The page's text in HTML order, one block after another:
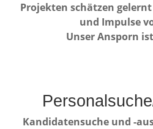
Projekten schätzen
und Impulse
Unser Ansporn
Kandidatensuche und -